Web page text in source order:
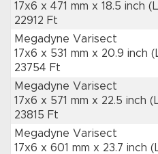
17x6 x 471 mm x 18.5 inch
22912 Ft
Megadyne Varisect
17x6 x 531 mm x 20.9 inch
23754 Ft
Megadyne Varisect
17x6 x 571 mm x 22.5 inch
23815 Ft
Megadyne Varisect
17x6 x 601 mm x 23.7 inch